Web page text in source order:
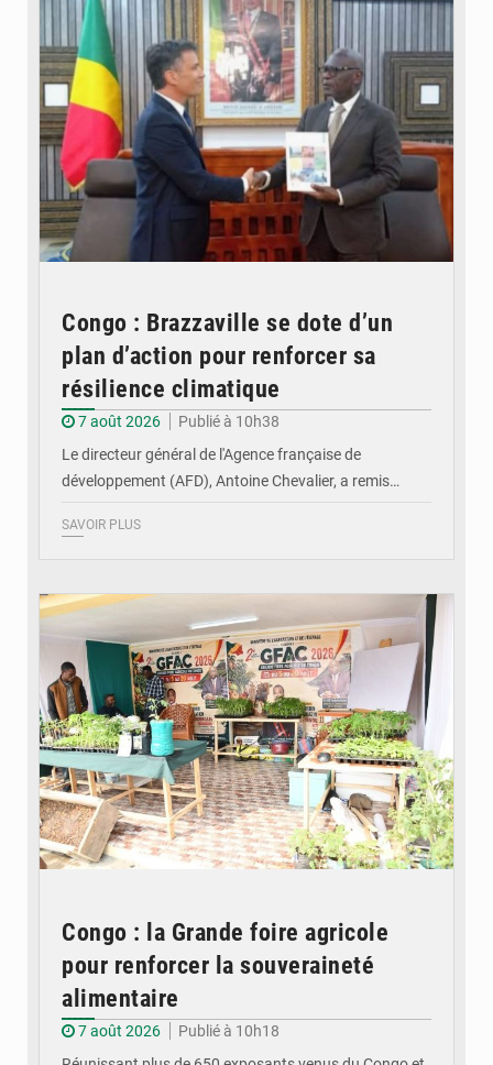
Congo : Brazzaville se dote d’un
plan d’action pour renforcer sa
résilience climatique
7 août 2026
Publié à 10h38
Le directeur général de l'Agence française de
développement (AFD), Antoine Chevalier, a remis…
SAVOIR PLUS
Congo : la Grande foire agricole
pour renforcer la souveraineté
alimentaire
7 août 2026
Publié à 10h18